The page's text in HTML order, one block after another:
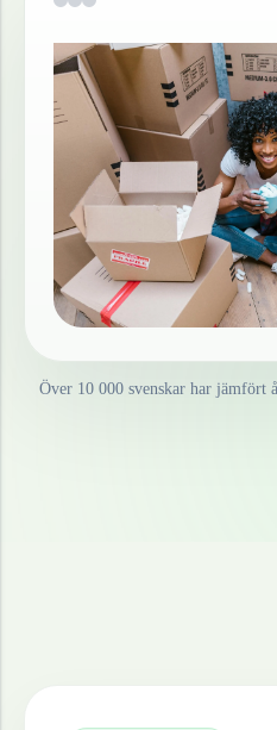
Över 10 000 svenskar har jämfört